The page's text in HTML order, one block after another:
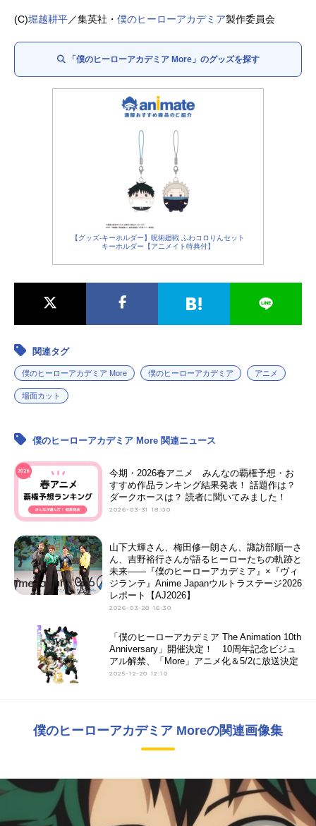
常闇踏陰：細谷佳正
峰田実：広橋涼
耳郎響香：真堂圭
青山優雅：桑野晃輔
新垣樽助
波動ねじれ：安野希世乃
(C)堀越耕平／集英社・ 僕のヒーローアカデミア製作委員会
「僕のヒーローアカデミア More」のグッズを探す
【グッズ-キーホルダー】呪術廻戦 ふわコロりんセット
キーホルダー【アニメイト特典付】
関連タグ
僕のヒーローアカデミア More 僕のヒーローアカデミア アニメ
場面カット
僕のヒーローアカデミア More 関連ニュース
今期・2026春アニメ みんなの覇権予想・お
すすめ作品ランキング結果発表！ 話題作は？
ダークホースは？ 読者に聞いてみました！
2026-03-31 18:00
山下大輝さん、梅田修一朗さん、諏訪部順一さ
ん、吉野裕行さんが語るヒーローたちの軌跡と
未来――『僕のヒーローアカデミア』×『ヴィ
ジランテ』Anime Japanウルトラステージ2026
レポート【AJ2026】
2026-03-28 16:30
「僕のヒーローアカデミア The Animation 10th
Anniversary」開催決定！ 10周年記念ビジュ
アル解禁、「More」アニメ化＆5/2に放送決定
2025-12-20 12:10
僕のヒーローアカデミア Moreの関連画像集